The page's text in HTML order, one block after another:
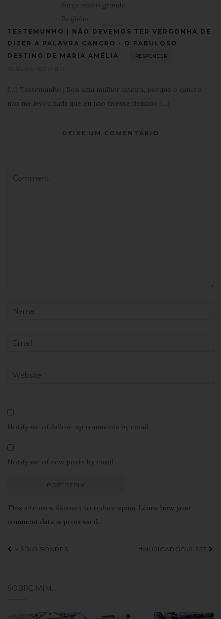
força muito grande.
Beijinho
TESTEMUNHO | NÃO DEVEMOS TER VERGONHA DE
DIZER A PALAVRA CANCRO - O FABULOSO
DESTINO DE MARIA AMÉLIA
RESPONDER
[…] Testemunho | Sou uma mulher inteira, porque o cancro
não me levou nada que eu não tivesse deixado […]
DEIXE UM COMENTÁRIO
Notify me of follow-up comments by email.
Notify me of new posts by email.
This site uses Akismet to reduce spam. Learn how your
comment data is processed.
Navegação
MÁRIO SOARES #MUSICADODIA 257
SOBRE MIM…